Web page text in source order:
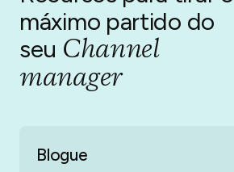
máximo partido do
seu Channel
manager
Blogue